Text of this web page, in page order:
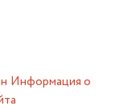
Информация о